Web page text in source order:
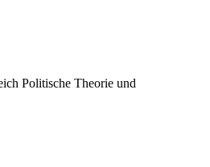
Politische Theorie und